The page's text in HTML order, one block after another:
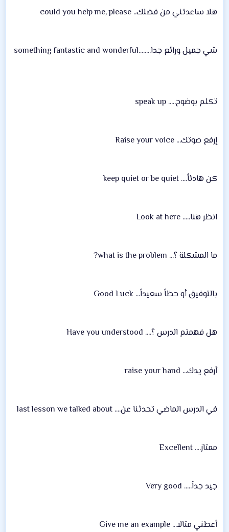
هلا ساعدتني من فضلك.. could you help me, please
شي جميل ورائع جدا........something fantastic and wonderful
تكلم بوضوح..... speak up
إرفع صوتك... Raise your voice
كن هادئاً.... keep quiet or be quiet
انظر هنا..... Look at here
ما المشكلة ؟... what is the problem?
بالتوفيق أو حظاً سعيداً... Good Luck
هل فهمتم الدرس ؟.... Have you understood
أرفع يدك... raise your hand
في الدرس الماضي تحدثنا عن.... last lesson we talked about
ممتاز.... Excellent
جيد جداُ..... Very good
أعطني مثالا... Give me an example